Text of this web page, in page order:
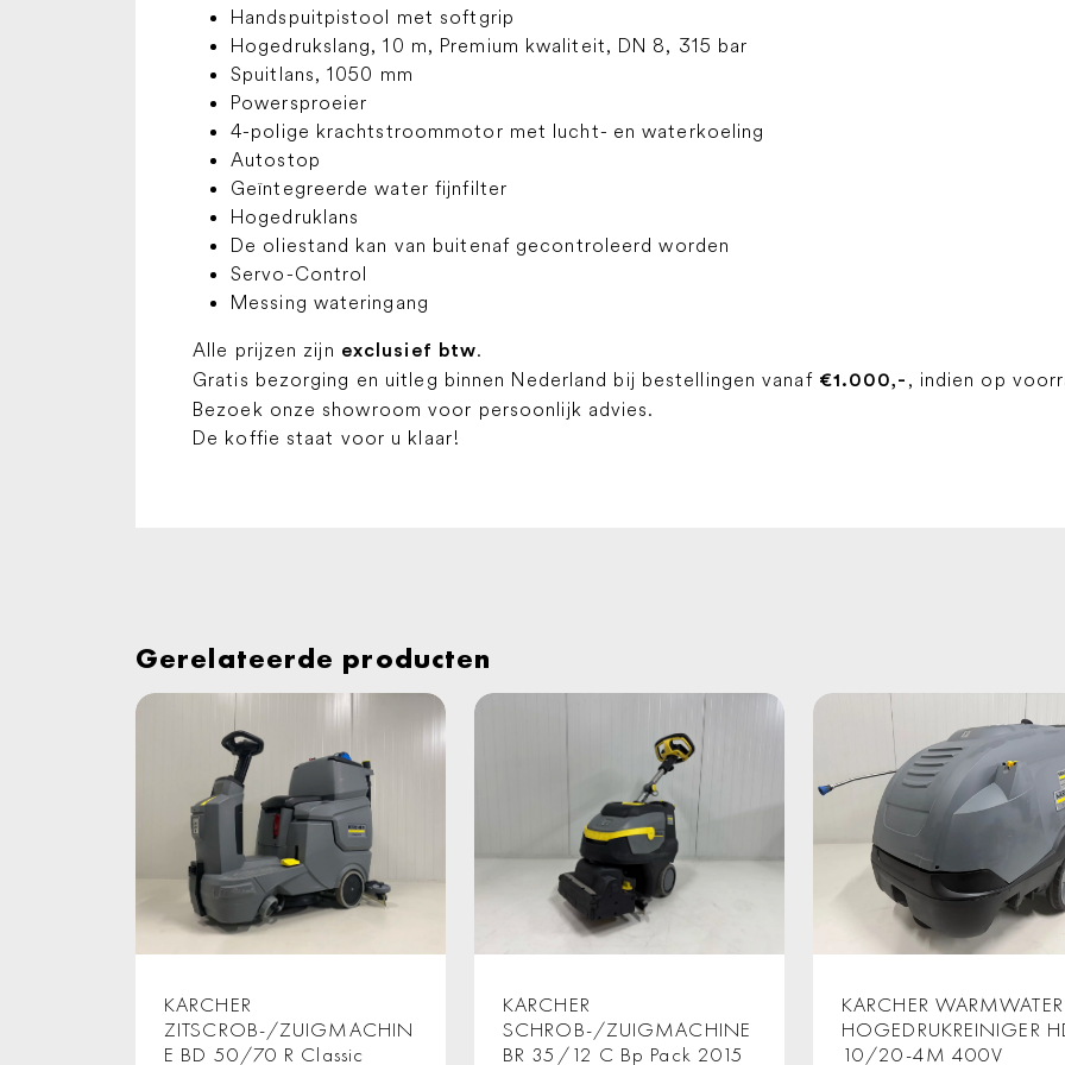
Handspuitpistool met softgrip
Hogedrukslang, 10 m, Premium kwaliteit, DN 8, 315 bar
Spuitlans, 1050 mm
Powersproeier
4-polige krachtstroommotor met lucht- en waterkoeling
Autostop
Geïntegreerde water fijnfilter
Hogedruklans
De oliestand kan van buitenaf gecontroleerd worden
Servo-Control
Messing wateringang
Alle prijzen zijn exclusief btw.
Gratis bezorging en uitleg binnen Nederland bij bestellingen vanaf €1.000,- , indien op
Bezoek onze showroom voor persoonlijk advies.
De koffie staat voor u klaar!
Gerelateerde producten
KARCHER
ZITSCROB-/ZUIGMACHIN
E BD 50/70 R Classic
KARCHER
SCHROB-/ZUIGMACHINE
BR 35/12 C Bp Pack 2015
KARCHER WARMWATER
HOGEDRUKREINIGER
10/20-4M 400V